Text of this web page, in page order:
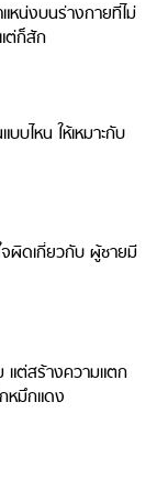
หน่งบนร่างกายที่ไม่
ต่ก็สัก
บไหน ให้เหมาะกับ
จผิดเกี่ยวกับ ผู้ชายมี
แต่สร้างความแตก
หมึกแดง